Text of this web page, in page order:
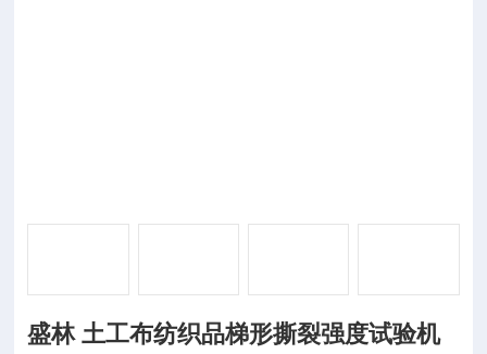
盛林 土工布纺织品梯形撕裂强度试验机